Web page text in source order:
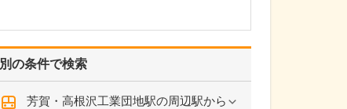
別の条件で検索
芳賀・高根沢工業団地駅の周辺駅から